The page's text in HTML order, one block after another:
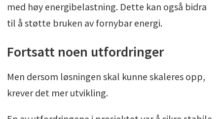
med høy energibelastning. Dette kan også bidra
til å støtte bruken av fornybar energi.
Fortsatt noen utfordringer
Men dersom løsningen skal kunne skaleres opp,
krever det mer utvikling.